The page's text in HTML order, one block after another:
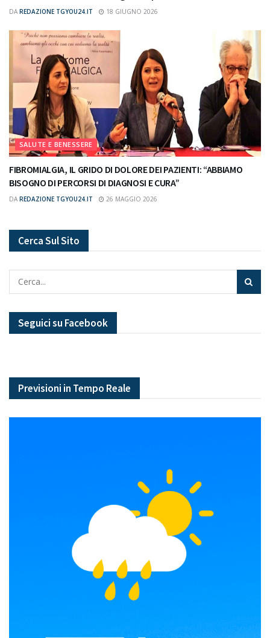
DA REDAZIONE TGYOU24.IT 18 GIUGNO 2026
SALUTE E BENESSERE
FIBROMIALGIA, IL GRIDO DI DOLORE DEI PAZIENTI: “ABBIAMO
BISOGNO DI PERCORSI DI DIAGNOSI E CURA”
DA REDAZIONE TGYOU24.IT 26 MAGGIO 2026
Cerca Sul Sito
Seguici su Facebook
Previsioni in Tempo Reale